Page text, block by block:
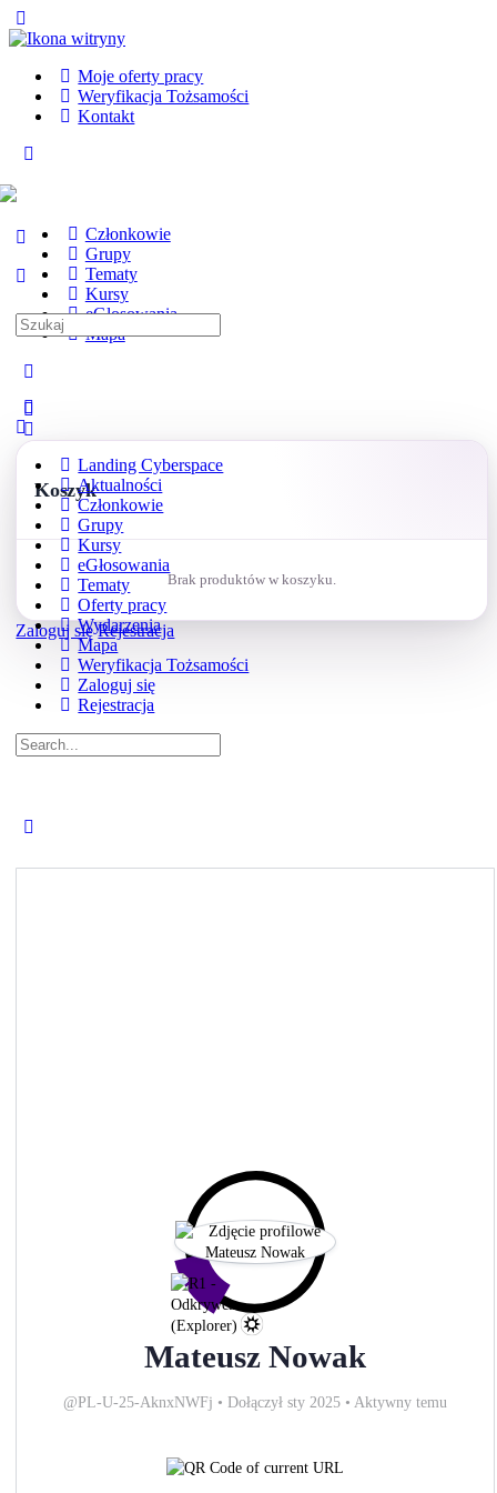
Side
Moje oferty pracy
Weryfikacja Tożsamości
Kontakt
Członkowie
Grupy
Tematy
Kursy
eGłosowania
Mapa
Koszyk
Brak produktów w koszyku.
Zaloguj się Rejestracja
Search
for:
Landing Cyberspace
Aktualności
Członkowie
Grupy
Kursy
eGłosowania
Tematy
Oferty pracy
Wydarzenia
Mapa
Weryfikacja Tożsamości
Zaloguj się
Rejestracja
Search
for:
Mateusz Nowak
@PL-U-25-AknxNWFj • Dołączył sty 2025 • Aktywny temu